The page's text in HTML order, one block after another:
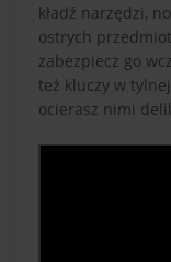
kładź narzędzi,
ostrych
zabezpiecz go
też kluczy w
ocierasz nimi